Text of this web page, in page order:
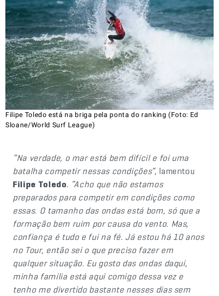
Filipe Toledo está na briga pela ponta do ranking (Foto: Ed
Sloane/World Surf League)
“Na verdade, o mar está bem difícil e foi uma
batalha competir nessas condições”, lamentou
Filipe Toledo. “Acho que não estamos
preparados para competir em condições como
essas. O tamanho das ondas está bom, só que a
formação bem ruim por causa do vento. Mas,
confiança é tudo e fui na fé. Já estou há 10 anos
no Tour, então sei o que preciso fazer em
qualquer situação. Eu gosto das ondas daqui,
minha família está aqui comigo dessa vez e
tenho me divertido bastante nesses dias sem